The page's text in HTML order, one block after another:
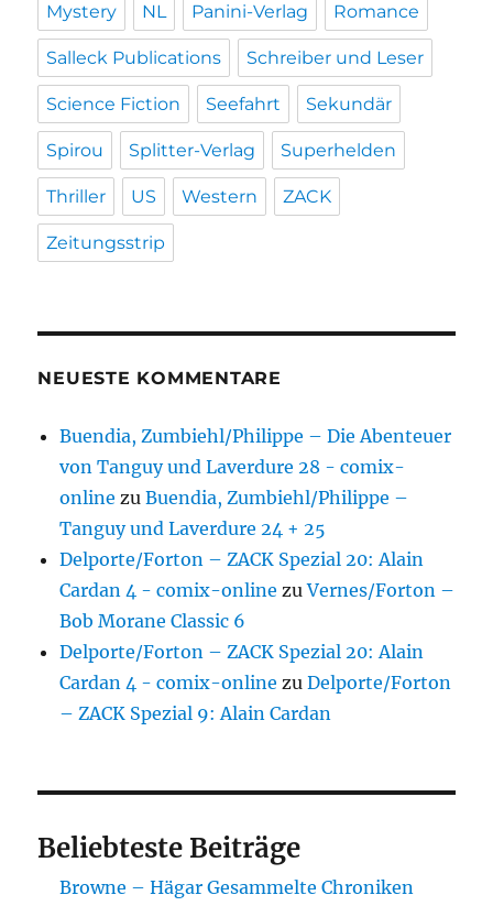
Mystery NL Panini-Verlag Romance
Salleck Publications Schreiber und Leser
Science Fiction Seefahrt Sekundär
Spirou Splitter-Verlag Superhelden
Thriller US Western ZACK
Zeitungsstrip
NEUESTE KOMMENTARE
Buendia, Zumbiehl/Philippe – Die Abenteuer
von Tanguy und Laverdure 28 - comix-
online zuBuendia, Zumbiehl/Philippe –
Tanguy und Laverdure 24 + 25
Delporte/Forton – ZACK Spezial 20: Alain
Cardan 4 - comix-online zuVernes/Forton –
Bob Morane Classic 6
Delporte/Forton – ZACK Spezial 20: Alain
Cardan 4 - comix-online zuDelporte/Forton
– ZACK Spezial 9: Alain Cardan
Beliebteste Beiträge
Browne – Hägar Gesammelte Chroniken